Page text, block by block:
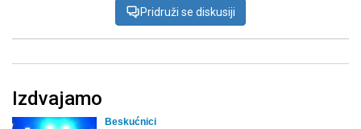
Pridruži se diskusiji
Izdvajamo
Beskućnici